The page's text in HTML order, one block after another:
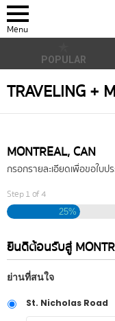
Menu
POPULAR
TRAVELING +
MONTREAL, CAN
กรอกรายละเอียดเพื่อขอใบป
Step1of4
25%
ยินดีต้อนรับสู่
ย่านที่สนใจ
St. Nicholas Road